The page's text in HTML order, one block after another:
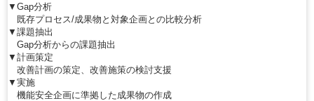
▼Gap分析
既存プロセス/成果物と対象企画との比較分析
▼課題抽出
Gap分析からの課題抽出
▼計画策定
改善計画の策定、改善施策の検討支援
▼実施
機能安全企画に準拠した成果物の作成